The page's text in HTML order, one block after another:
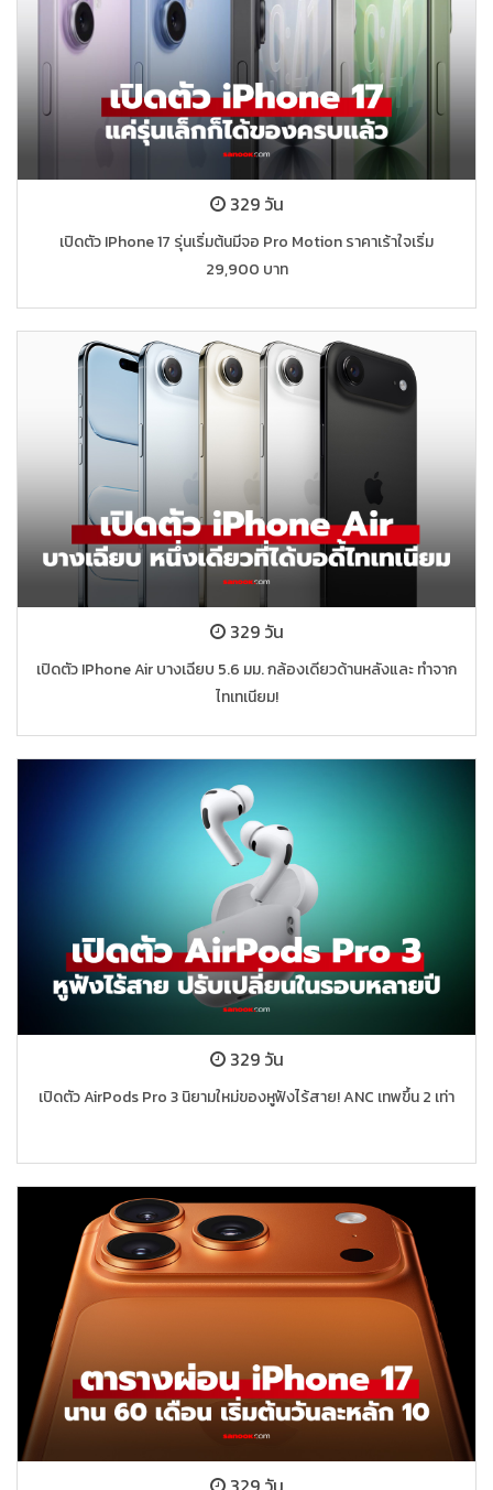
329 วัน
เปิดตัว IPhone 17 รุ่นเริ่มต้นมีจอ Pro Motion ราคาเร้าใจเริ่ม
29,900 บาท
329 วัน
เปิดตัว IPhone Air บางเฉียบ 5.6 มม. กล้องเดียวด้านหลังและ ทำจาก
ไทเทเนียม!
329 วัน
เปิดตัว AirPods Pro 3 นิยามใหม่ของหูฟังไร้สาย! ANC เทพขึ้น 2 เท่า